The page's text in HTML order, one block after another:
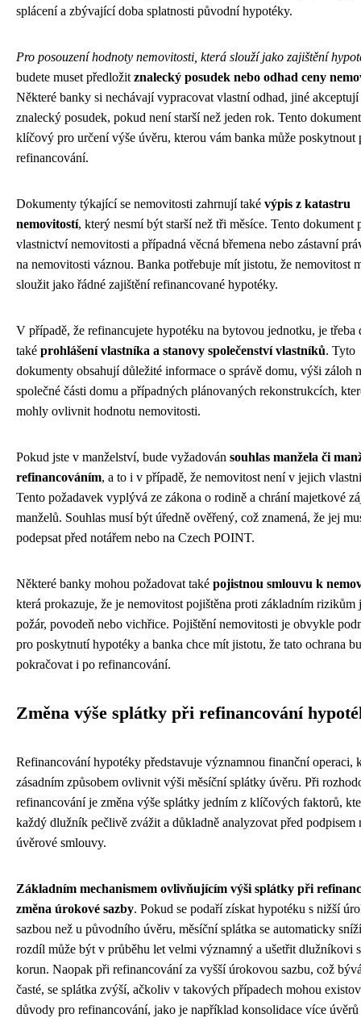
splácení a zbývající doba splatnosti původní hypotéky.
Pro posouzení hodnoty nemovitosti, která slouží jako zajištění
budete muset předložit znalecký posudek nebo odhad ceny
Některé banky si nechávají vypracovat vlastní odhad, jiné
znalecký posudek, pokud není starší než jeden rok. Tento
klíčový pro určení výše úvěru, kterou vám banka může poskytnout
refinancování.
Dokumenty týkající se nemovitosti zahrnují také výpis z katastru
nemovitostí, který nesmí být starší než tři měsíce. Tento dokument
vlastnictví nemovitosti a případná věcná břemena nebo zástavní
na nemovitosti váznou. Banka potřebuje mít jistotu, že nemovitost
sloužit jako řádné zajištění refinancované hypotéky.
V případě, že refinancujete hypotéku na bytovou jednotku, je třeba
také prohlášení vlastníka a stanovy společenství vlastníků. Tyto
dokumenty obsahují důležité informace o správě domu, výši záloh
společné části domu a případných plánovaných rekonstrukcích,
mohly ovlivnit hodnotu nemovitosti.
Pokud jste v manželství, bude vyžadován souhlas manžela či
refinancováním, a to i v případě, že nemovitost není v jejich
Tento požadavek vyplývá ze zákona o rodině a chrání majetkové
manželů. Souhlas musí být úředně ověřený, což znamená, že jej
podepsat před notářem nebo na Czech POINT.
Některé banky mohou požadovat také pojistnou smlouvu k
která prokazuje, že je nemovitost pojištěna proti základním rizikům
požár, povodeň nebo vichřice. Pojištění nemovitosti je obvykle
pro poskytnutí hypotéky a banka chce mít jistotu, že tato ochrana
pokračovat i po refinancování.
Změna výše splátky při refinancování
Refinancování hypotéky představuje významnou finanční operaci,
zásadním způsobem ovlivnit výši měsíční splátky úvěru. Při
refinancování je změna výše splátky jedním z klíčových faktorů,
každý dlužník pečlivě zvážit a důkladně analyzovat před podpisem
úvěrové smlouvy.
Základním mechanismem ovlivňujícím výši splátky při
změna úrokové sazby. Pokud se podaří získat hypotéku s nižší
sazbou než u původního úvěru, měsíční splátka se automaticky
rozdíl může být v průběhu let velmi významný a ušetřit dlužníkovi
korun. Naopak při refinancování za vyšší úrokovou sazbu, což
časté, se splátka zvýší, ačkoliv v takových případech mohou
důvody pro refinancování, jako je například konsolidace více úvěrů